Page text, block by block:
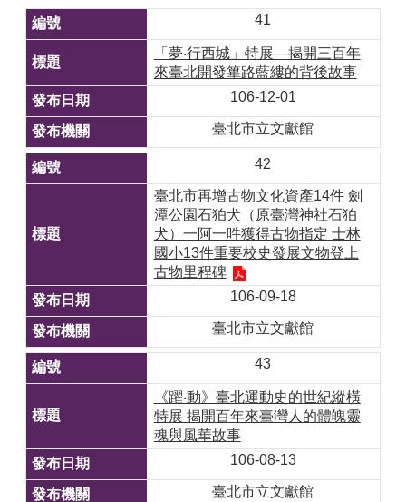
41
「夢‧行西城」特展—揭開三百年
來臺北開發篳路藍縷的背後故事
106-12-01
臺北市立文獻館
42
臺北市再增古物文化資產14件 劍
潭公園石狛犬（原臺灣神社石狛
犬）一阿一吽獲得古物指定 士林
國小13件重要校史發展文物登上
古物里程碑
106-09-18
臺北市立文獻館
43
《躍‧動》臺北運動史的世紀縱橫
特展 揭開百年來臺灣人的體魄靈
魂與風華故事
106-08-13
臺北市立文獻館